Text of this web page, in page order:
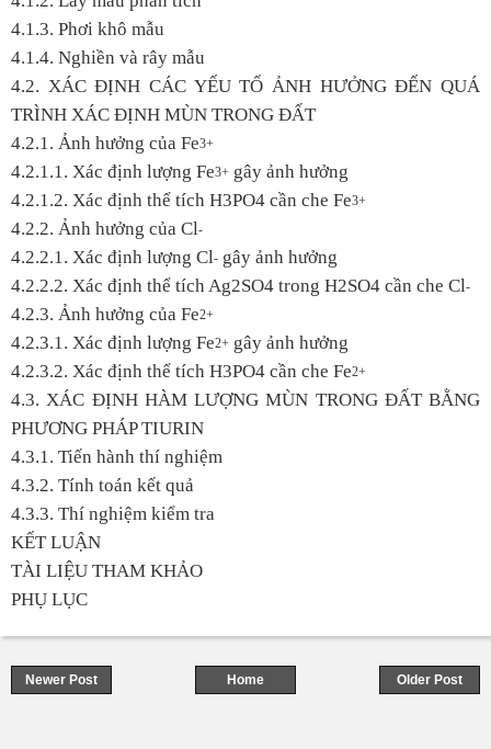
4.1.3. Phơi khô mẫu
4.1.4. Nghiền và rây mẫu
4.2. XÁC ĐỊNH CÁC YẾU TỐ ẢNH HƯỞNG ĐẾN QUÁ
TRÌNH XÁC ĐỊNH MÙN TRONG ĐẤT
4.2.1. Ảnh hưởng của Fe3+
4.2.1.1. Xác định lượng Fe3+ gây ảnh hưởng
4.2.1.2. Xác định thể tích H3PO4 cần che Fe3+
4.2.2. Ảnh hưởng của Cl-
4.2.2.1. Xác định lượng Cl- gây ảnh hưởng
4.2.2.2. Xác định thể tích Ag2SO4 trong H2SO4 cần che Cl-
4.2.3. Ảnh hưởng của Fe2+
4.2.3.1. Xác định lượng Fe2+ gây ảnh hưởng
4.2.3.2. Xác định thể tích H3PO4 cần che Fe2+
4.3. XÁC ĐỊNH HÀM LƯỢNG MÙN TRONG ĐẤT BẰNG
PHƯƠNG PHÁP TIURIN
4.3.1. Tiến hành thí nghiệm
4.3.2. Tính toán kết quả
4.3.3. Thí nghiệm kiểm tra
KẾT LUẬN
TÀI LIỆU THAM KHẢO
PHỤ LỤC
Newer Post Older Post
Home